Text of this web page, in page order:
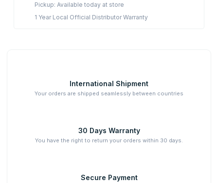
Pickup: Available today at store
1 Year Local Official Distributor Warranty
International Shipment
Your orders are shipped seamlessly between countries
30 Days Warranty
You have the right to return your orders within 30 days.
Secure Payment